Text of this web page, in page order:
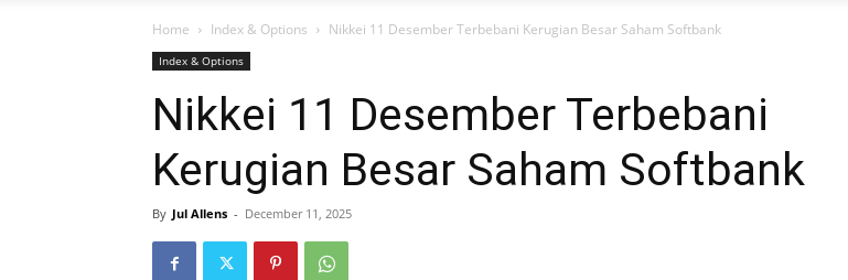
Home Index & Options Nikkei 11 Desember Terbebani Kerugian Besar Saham Softbank
Index & Options
Nikkei 11 Desember Terbebani
Kerugian Besar Saham Softbank
By Jul Allens - December 11, 2025